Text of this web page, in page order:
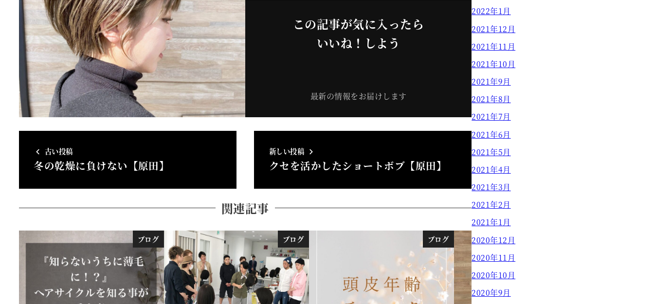
この記事が気に入ったら
いいね！しよう
最新の情報をお届けします
古い投稿
冬の乾燥に負けない【原田】
新しい投稿
クセを活かしたショートボブ【原田】
関連記事
ブログ ブログ ブログ
2022年1月
2021年12月
2021年11月
2021年10月
2021年9月
2021年8月
2021年7月
2021年6月
2021年5月
2021年4月
2021年3月
2021年2月
2021年1月
2020年12月
2020年11月
2020年10月
2020年9月